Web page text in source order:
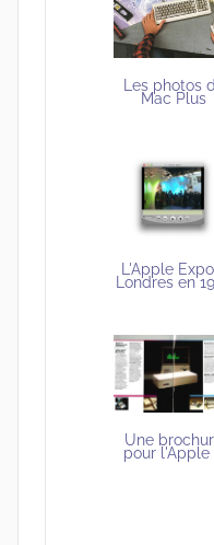
Les photos
Mac Plus
L'Apple
Londres en
Une
pour l'Apple III